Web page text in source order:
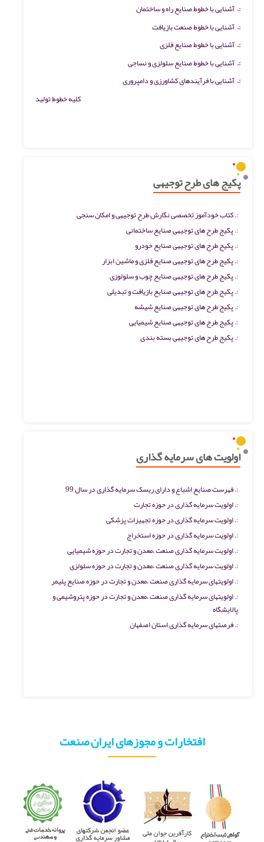
:. آشنایی با خطوط صنایع راه و ساختمان
:. آشنایی با خطوط صنعت بازیافت
:. آشنایی با خطوط صنایع فلزی
:. آشنایی با خطوط صنایع سلولزی و نساجی
:. آشنایی با فرآیندهای کشاورزی و دامپروری
کلیه خطوط تولید
پکیج های طرح توجیهی
کتاب خودآموز تخصصی نگارش طرح توجیهی و امکان سنجی
پکیج طرح های توجیهی صنایع ساختمانی
پکیج طرح های توجیهی صنایع خودرو
پکیج طرح های توجیهی صنایع فلزی و ماشین ابزار
پکیج طرح های توجیهی صنایع چوب و سلولوزی
پکیج طرح های توجیهی صنایع بازیافت و تبدیلی
پکیج طرح های توجیهی صنایع شیشه
پکیج طرح های توجیهی صنایع شیمیایی
پکیج طرح های توجیهی بسته بندی
اولویت های سرمایه گذاری
فهرست صنایع اشباع و دارای ریسک سرمایه گذاری در سال 99
اولویت سرمایه گذاری در حوزه تجارت
اولویت سرمایه گذاری در حوزه تجهیزات پزشکی
اولویت سرمایه گذاری در حوزه استخراج
اولویت سرمایه گذاری صنعت ،معدن و تجارت در حوزه شیمیایی
اولویت سرمایه گذاری صنعت ،معدن و تجارت در حوزه سلولزی
اولویتهای سرمایه گذاری صنعت ،معدن و تجارت در حوزه صنایع پلیمر
اولویتهای سرمایه گذاری صنعت ،معدن و تجارت در حوزه پتروشیمی و
پالایشگاه
فرصتهای سرمایه گذاری استان اصفهان
افتخارات و مجوزهای ایران صنعت